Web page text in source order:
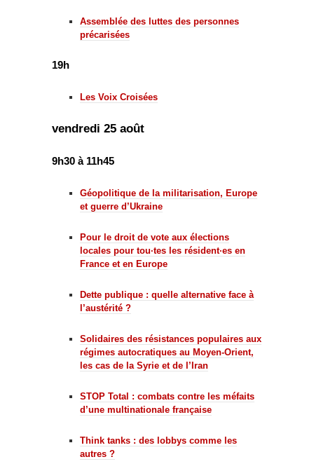
Assemblée des luttes des personnes
précarisées
19h
Les Voix Croisées
vendredi 25 août
9h30 à 11h45
Géopolitique de la militarisation, Europe
et guerre d’Ukraine
Pour le droit de vote aux élections
locales pour tou·tes les résident·es en
France et en Europe
Dette publique : quelle alternative face à
l’austérité ?
Solidaires des résistances populaires aux
régimes autocratiques au Moyen-Orient,
les cas de la Syrie et de l’Iran
STOP Total : combats contre les méfaits
d’une multinationale française
Think tanks : des lobbys comme les
autres ?